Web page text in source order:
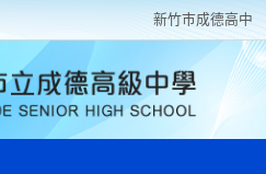
新竹巿成德高中